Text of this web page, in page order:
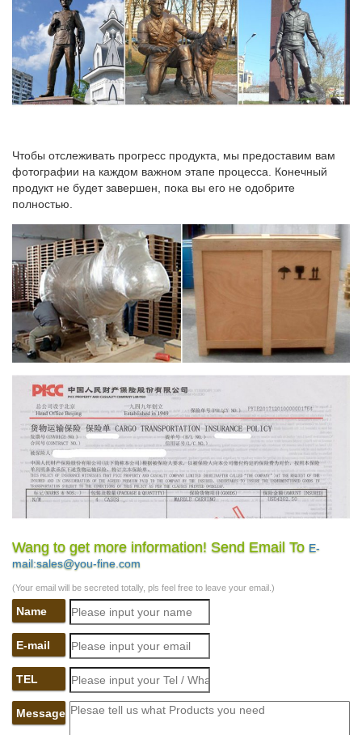
Чтобы отслеживать прогресс продукта, мы предоставим вам
фотографии на каждом важном этапе процесса. Конечный
продукт не будет завершен, пока вы его не одобрите
полностью.
Wang to get more information! Send Email To E-
mail:sales@you-fine.com
(Your email will be secreted totally, pls feel free to leave your email.)
Name
E-mail
TEL
Message